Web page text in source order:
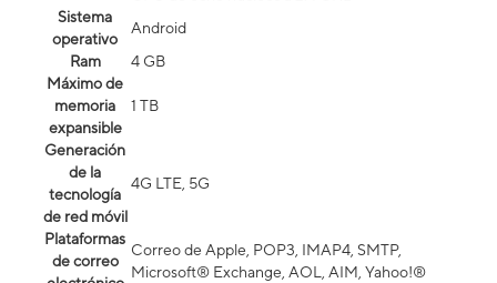
Sistema
operativo
Android
Ram
4 GB
Máximo de
memoria
expansible
1 TB
Generación
de la
tecnología
de red móvil
4G LTE, 5G
Plataformas
de correo
Correo de Apple, POP3, IMAP4, SMTP,
Microsoft® Exchange, AOL, AIM, Yahoo!®